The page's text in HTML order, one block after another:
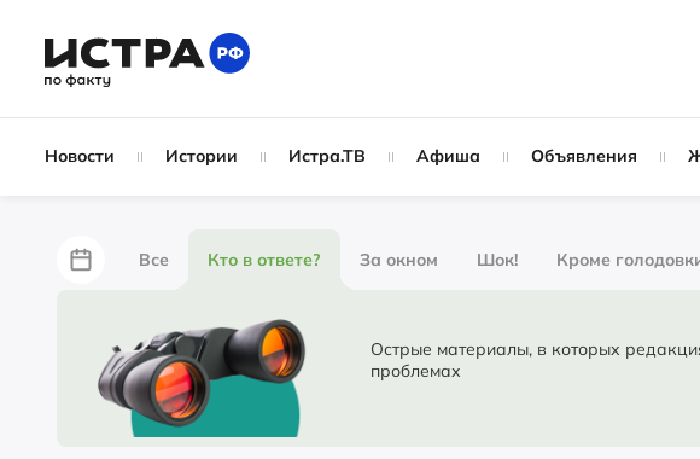
Новости Истории Истра.ТВ Афиша Объявления
Все Кто в ответе? За окном Шок! Кроме
Не по лжи!
Партнёрский материал Народные новости
Острые материалы, в которых редакция
проблемах